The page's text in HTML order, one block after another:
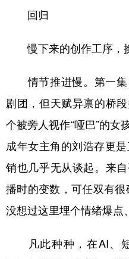
回归
慢下来的创作工序，换
情节推进慢。第一集
剧团，但天赋异禀的桥
个被旁人视作“哑巴”的女
成年女主角的刘浩存更
销也几乎无从谈起。来
播时的变数，可任双有很
没想过这里埋个情绪爆点
凡此种种，在AI、短